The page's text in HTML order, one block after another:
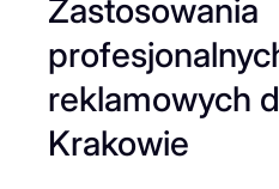
Zastosowania
reklamowych
Krakowie